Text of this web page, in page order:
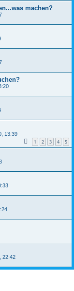
machen?
13:39
1 2 3 4 5
22:42